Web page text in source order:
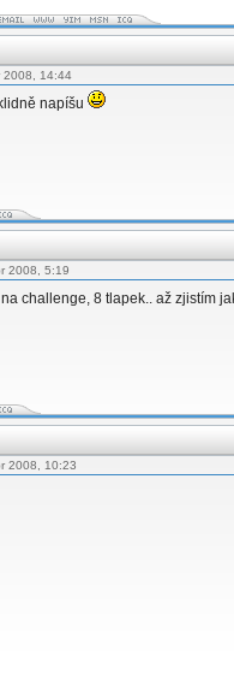
2008, 14:44
napíšu
2008, 5:19
challenge, 8 tlapek.. až zjistím
2008, 10:23